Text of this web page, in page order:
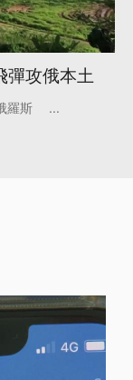
彈攻俄本土
羅斯 ...